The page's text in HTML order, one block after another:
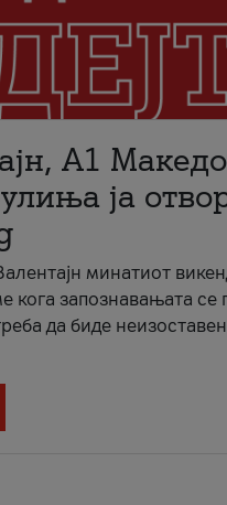
A1
ја
минатиот
кога запознавањата се
да биде